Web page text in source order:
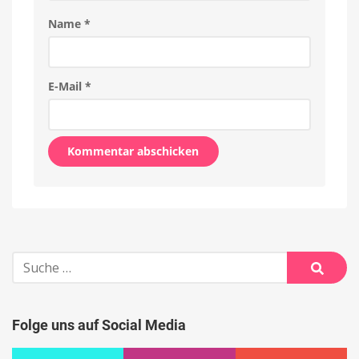
Name *
E-Mail *
Suche
nach:
Suche
Folge uns auf Social Media